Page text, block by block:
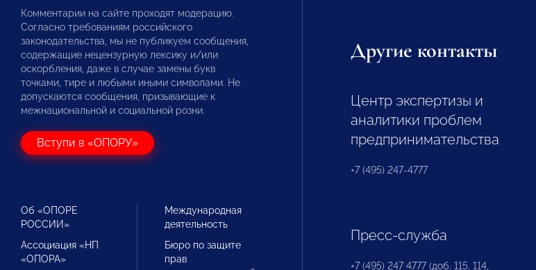
Комментарии на сайте проходят модерацию.
Согласно требованиям российского
законодательства, мы не публикуем сообщения,
содержащие нецензурную лексику и/или
оскорбления, даже в случае замены букв
точками, тире и любыми иными символами. Не
допускаются сообщения, призывающие к
межнациональной и социальной розни.
Вступи в «ОПОРУ»
Об «ОПОРЕ
РОССИИ»
Ассоциация «НП
«ОПОРА»
Международная
деятельность
Бюро по защите
прав
Другие контакты
Центр экспертизы и
аналитики проблем
предпринимательства
+7 (495) 247-4777
Пресс-служба
+7 (495) 247 4777 (доб. 115, 114,